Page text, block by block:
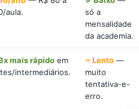
aula.
só a
mensalidade
da academia.
mais rápido em
intermediários.
~ Lento —
muito
tentativa-e-
erro.